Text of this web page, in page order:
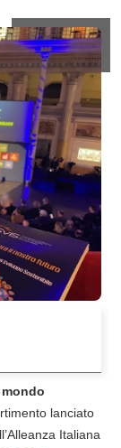
lanciato
Italiana